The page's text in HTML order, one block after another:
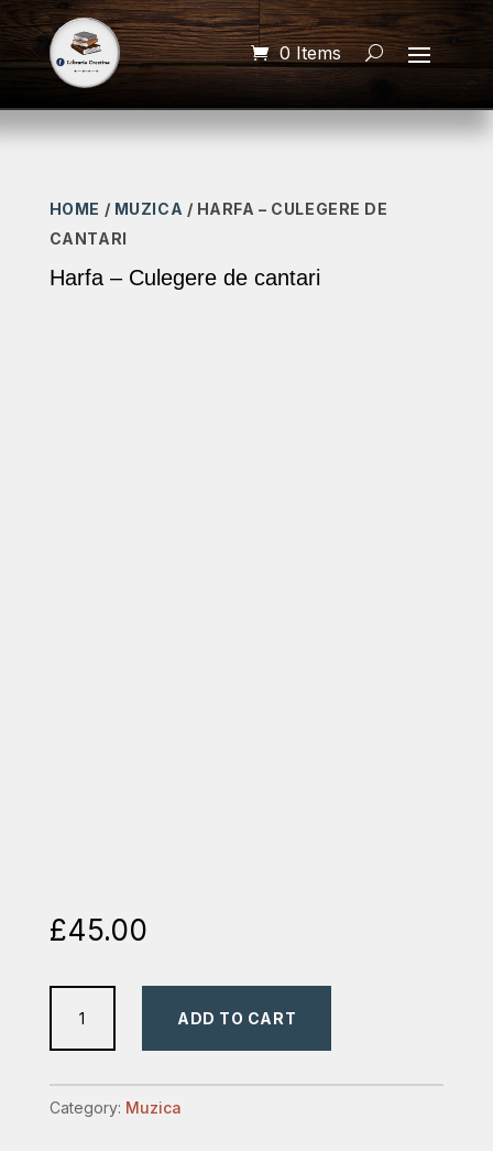
0 Items
HOME / MUZICA / HARFA – CULEGERE DE
CANTARI
Harfa – Culegere de cantari
£45.00
de
cantari
ADD TO CART
Category: Muzica